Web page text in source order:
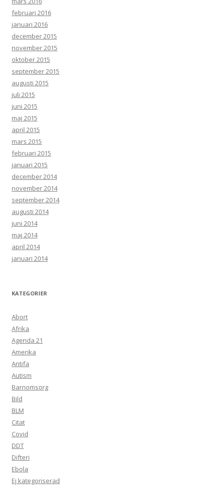
februari 2016
januari 2016
december 2015
november 2015
oktober 2015
september 2015
augusti 2015
juli 2015
juni 2015
maj 2015
april 2015
mars 2015
februari 2015
januari 2015
december 2014
november 2014
september 2014
augusti 2014
juni 2014
maj 2014
april 2014
januari 2014
KATEGORIER
Abort
Afrika
Agenda 21
Amerika
Antifa
Autism
Barnomsorg
Bild
BLM
Citat
Covid
DDT
Difteri
Ebola
Ej kategoriserad